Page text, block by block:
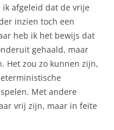
afgeleid dat de vrije
inzien toch een
heb ik het bewijs dat
gehaald, maar
Het zou zo kunnen zijn,
Met andere
vrij zijn, maar in feite